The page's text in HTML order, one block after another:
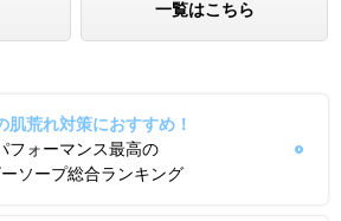
一覧はこちら
肌荒れ対策におすすめ！
フォーマンス最高の
ソープ総合ランキング